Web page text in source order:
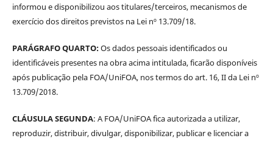
informou e disponibilizou aos titulares/terceiros, mecanismos de
exercício dos direitos previstos na Lei nº 13.709/18.
PARÁGRAFO QUARTO:Os dados pessoais identificados ou
identificáveis presentes na obra acima intitulada, ficarão disponíveis
após publicação pela FOA/UniFOA, nos termos do art. 16, II da Lei nº
13.709/2018.
CLÁUSULA SEGUNDA: A FOA/UniFOA fica autorizada a utilizar,
reproduzir, distribuir, divulgar, disponibilizar, publicar e licenciar a